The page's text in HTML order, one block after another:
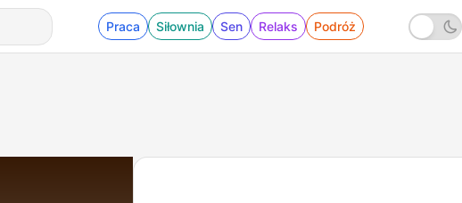
Praca Siłownia Sen Relaks Podróż